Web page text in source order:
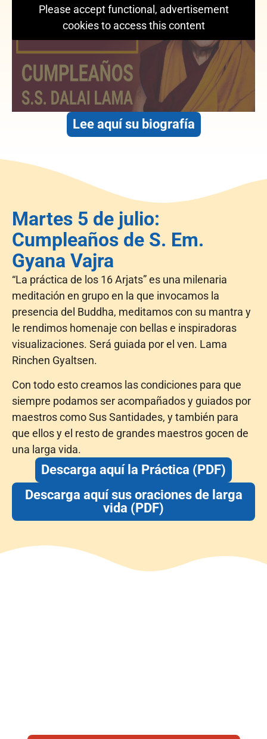
Please accept functional, advertisement
cookies to access this content
Lee aquí su biografía
Martes 5 de julio:
Cumpleaños de S. Em.
Gyana Vajra
“La práctica de los 16 Arjats” es una milenaria
meditación en grupo en la que invocamos la
presencia del Buddha, meditamos con su mantra y
le rendimos homenaje con bellas e inspiradoras
visualizaciones. Será guiada por el ven. Lama
Rinchen Gyaltsen.
Con todo esto creamos las condiciones para que
siempre podamos ser acompañados y guiados por
maestros como Sus Santidades, y también para
que ellos y el resto de grandes maestros gocen de
una larga vida.
Descarga aquí la Práctica (PDF)
Descarga aquí sus oraciones de larga
vida (PDF)